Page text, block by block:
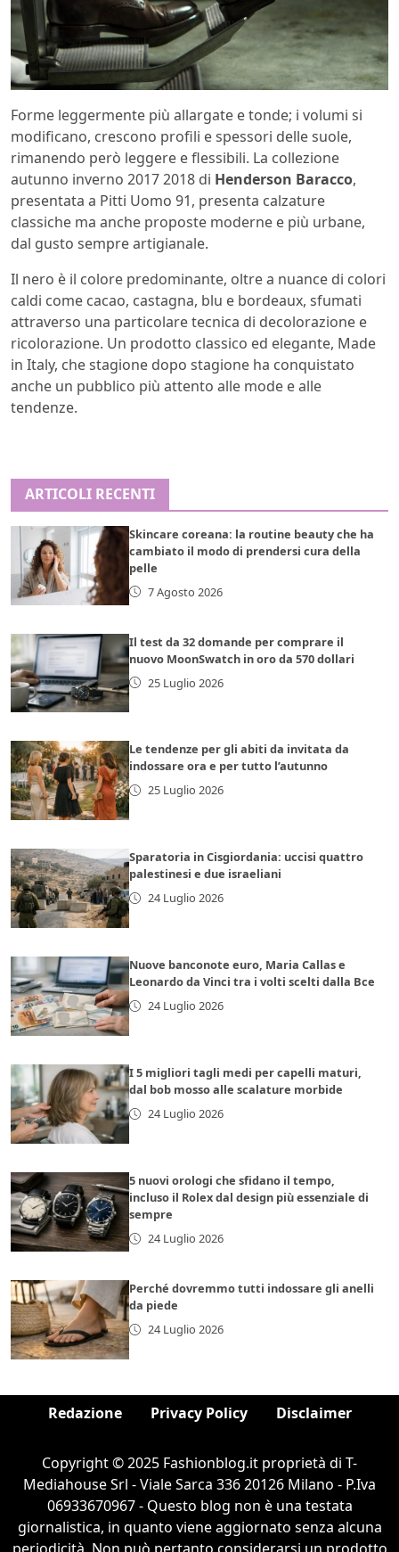
Forme leggermente più allargate e tonde; i volumi si
modificano, crescono profili e spessori delle suole,
rimanendo però leggere e flessibili. La collezione
autunno inverno 2017 2018 di Henderson Baracco,
presentata a Pitti Uomo 91, presenta calzature
classiche ma anche proposte moderne e più urbane,
dal gusto sempre artigianale.
Il nero è il colore predominante, oltre a nuance di colori
caldi come cacao, castagna, blu e bordeaux, sfumati
attraverso una particolare tecnica di decolorazione e
ricolorazione. Un prodotto classico ed elegante, Made
in Italy, che stagione dopo stagione ha conquistato
anche un pubblico più attento alle mode e alle
tendenze.
ARTICOLI RECENTI
Skincare coreana: la routine beauty che ha
cambiato il modo di prendersi cura della
pelle
7 Agosto 2026
Il test da 32 domande per comprare il
nuovo MoonSwatch in oro da 570 dollari
25 Luglio 2026
Le tendenze per gli abiti da invitata da
indossare ora e per tutto l’autunno
25 Luglio 2026
Sparatoria in Cisgiordania: uccisi quattro
palestinesi e due israeliani
24 Luglio 2026
Nuove banconote euro, Maria Callas e
Leonardo da Vinci tra i volti scelti dalla Bce
24 Luglio 2026
I 5 migliori tagli medi per capelli maturi,
dal bob mosso alle scalature morbide
24 Luglio 2026
5 nuovi orologi che sfidano il tempo,
incluso il Rolex dal design più essenziale di
sempre
24 Luglio 2026
Perché dovremmo tutti indossare gli anelli
da piede
24 Luglio 2026
Redazione Privacy Policy Disclaimer
Copyright © 2025 Fashionblog.it proprietà di T-
Mediahouse Srl - Viale Sarca 336 20126 Milano - P.Iva
06933670967 - Questo blog non è una testata
giornalistica, in quanto viene aggiornato senza alcuna